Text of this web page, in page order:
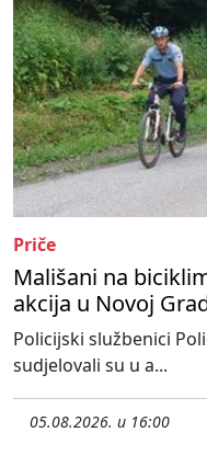
Priče
Mališani na
akcija u Novoj
Policijski službenici
sudjelovali su u a...
05.08.2026. u 16:00